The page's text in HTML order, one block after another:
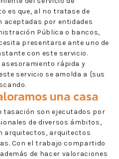
es que, al no tratase de
aceptadas por entidades
Pública o bancos,
presentarse ante uno de
con este servicio.
rápida y
servicio se amolda a {sus
una casa
tasación son ejecutados por
de diversos ámbitos,
arquitectos, arquitectos
Con el trabajo compartido
de hacer valoraciones